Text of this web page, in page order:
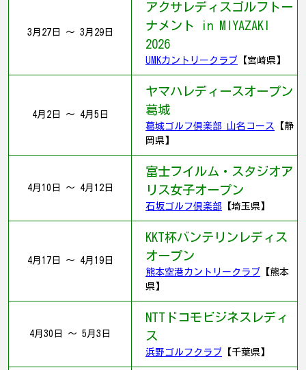
3月27日 ～ 3月29日
アクサレディスゴルフトー
ナメント in MIYAZAKI
2026
UMKカントリークラブ 【宮崎県】
4月2日 ～ 4月5日
ヤマハレディースオープン
葛城
葛城ゴルフ倶楽部 山名コース 【静
岡県】
4月10日 ～ 4月12日
富士フイルム・スタジオア
リス女子オープン
石坂ゴルフ倶楽部 【埼玉県】
4月17日 ～ 4月19日
KKT杯バンテリンレディス
オープン
熊本空港カントリークラブ
【熊本
県】
4月30日 ～ 5月3日
NTTドコモビジネスレディ
ス
浜野ゴルフクラブ 【千葉県】